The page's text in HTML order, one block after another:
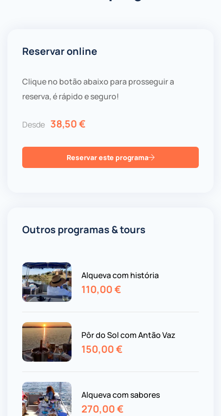
Reservar online
Clique no botão abaixo para prosseguir a
reserva, é rápido e seguro!
Desde 38,50€
Reservar este programa
Outros programas & tours
Alqueva com história
110,00€
Pôr do Sol com Antão Vaz
150,00€
Alqueva com sabores
270,00€